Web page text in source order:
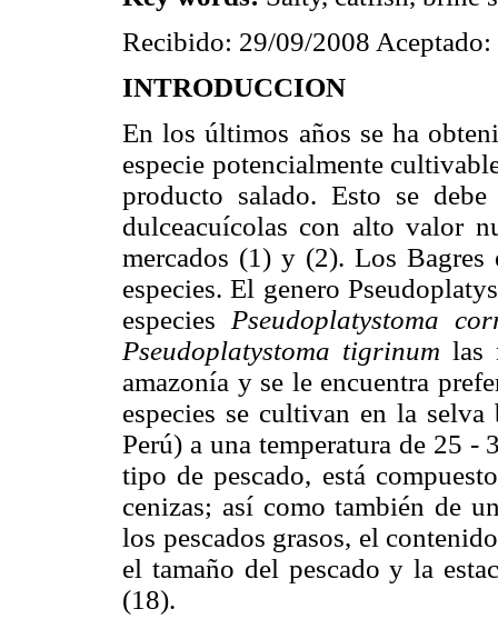
Recibido: 29/09/2008
INTRODUCCION
En los últimos años se ha
especie potencialmente
producto salado. Esto se
dulceacuícolas con alto valor
mercados (1) y (2). Los Bagres
especies. El genero
especies Pseudoplatystoma
Pseudoplatystoma tigrinum las
amazonía y se le encuentra
especies se cultivan en la
Perú) a una temperatura de 25
tipo de pescado, está
cenizas; así como también de
los pescados grasos, el
el tamaño del pescado y la
(18).